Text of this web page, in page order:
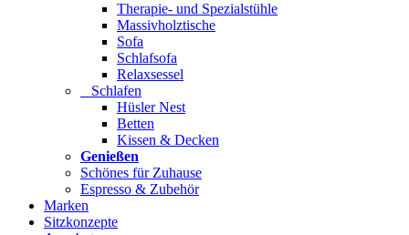
Therapie- und Spezialstühle
Massivholztische
Sofa
Schlafsofa
Relaxsessel
Schlafen
Hüsler Nest
Betten
Kissen & Decken
Genießen
Schönes für Zuhause
Espresso & Zubehör
Marken
Sitzkonzepte